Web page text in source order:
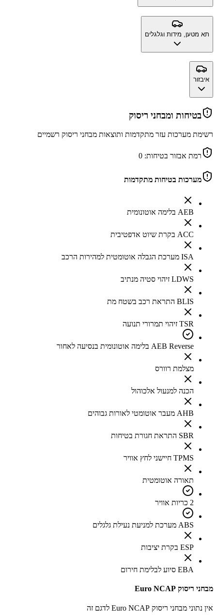
תא מטען, מידות וגלגלים
איבזור
בטיחות ומבחני ריסוק
רשימת מערכות עזר מתקדמות ותוצאות מבחני ריסוק רשמיים
רמת אבזור בטיחות: 0
מערכות בטיחות מתקדמות
AEB בלימה אוטונומית
ACC בקרת שיוט אדפטיבית
ISA מערכת הגבלה אוטומטית למהירות הרכב
LDWS זיהוי סטיה מנתיב
BLIS התראת רכב בשטח מת
TSR זיהוי תמרורי תנועה
AEB Reverse בלימה אוטונומית בנסיעה לאחור
מצלמת רוורס
הכנה למנעול אלכוהול
AHB מעבר אוטומטי לאורות גבוהים
SBR התראת חגורת בטיחות
TPMS חיישני לחץ אוויר
תאורה אוטומטית
2 כריות אוויר
ABS מערכת למניעת נעילת גלגלים
ESP בקרת יציבות
EBA סיוע לבלימת חירום
מבחני ריסוק Euro NCAP
אין נתוני מבחני ריסוק Euro NCAP לדגם זה